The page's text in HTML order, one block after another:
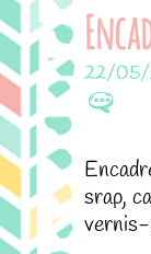
22/
srap,